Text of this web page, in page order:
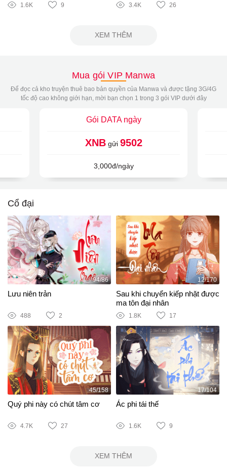
1.6K 9 3.4K 26
XEM THÊM
Mua gói VIP Manwa
Để đọc cả kho truyện thuê bao bản quyền của Manwa và được tặng 3G/4G
tốc độ cao không giới hạn, mời bạn chọn 1 trong 3 gói VIP dưới đây
Gói DATA ngày
XNBgửi 9502
3,000đ/ngày
Cổ đại
94/86
Lưu niên trản
488 2
12/170
Sau khi chuyển kiếp nhặt được
ma tôn đại nhân
1.8K 17
45/158
Quý phi này có chút tâm cơ
4.7K 27
17/104
Ác phi tái thế
1.6K 9
XEM THÊM